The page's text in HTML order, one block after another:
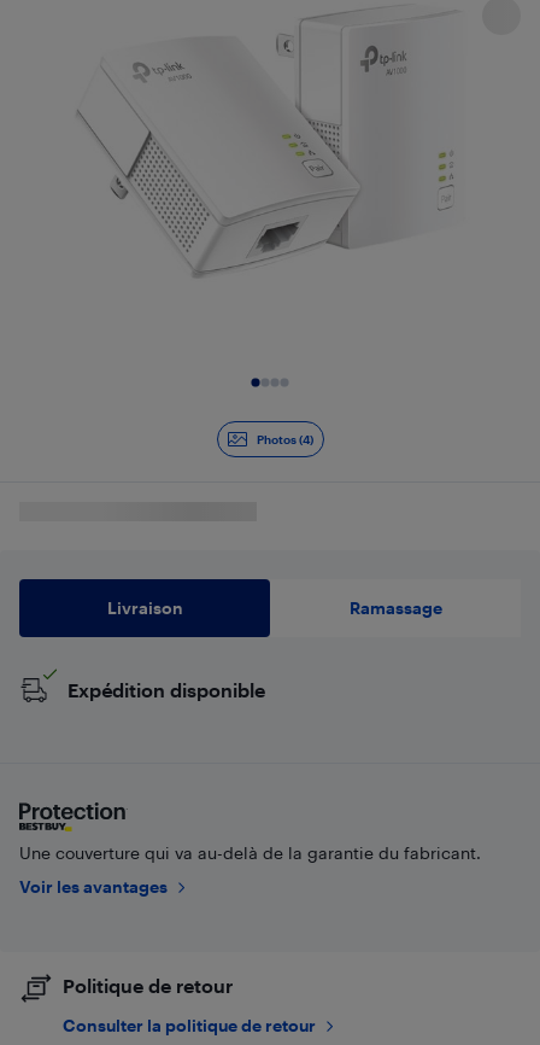
Photos (4)
Livraison Ramassage
Expédition disponible
Une couverture qui va au-delà de la garantie du fabricant.
Voir les avantages
Politique de retour
Consulter la politique de retour